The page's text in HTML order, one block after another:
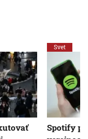
Svet
Spotify